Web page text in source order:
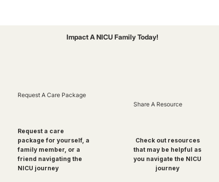
Impact A NICU Family Today!
Request A Care Package
Request a care
package for yourself, a
family member, or a
friend navigating the
NICU journey
Share A Resource
Check out resources
that may be helpful as
you navigate the NICU
journey